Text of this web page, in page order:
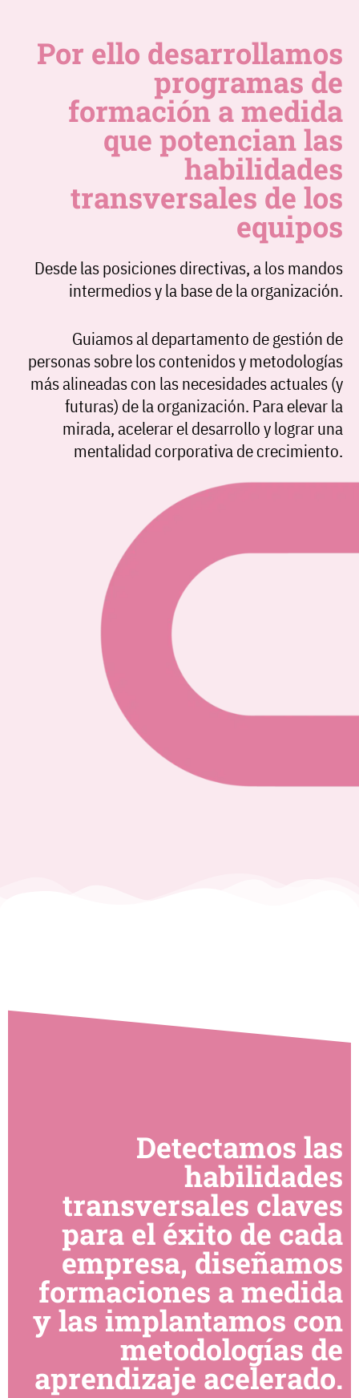
Por ello desarrollamos
programas de
formación a medida
que potencian las
habilidades
transversales de los
equipos
Desde las posiciones directivas, a los mandos
intermedios y la base de la organización.
Guiamos al departamento degestión de
personassobre los contenidos y metodologías
más alineadas con las necesidades actuales (y
futuras) de la organización. Para elevar la
mirada, acelerar el desarrollo y lograr una
mentalidad corporativa de crecimiento.
Detectamos las
habilidades
transversales claves
para el éxito de cada
empresa, diseñamos
formaciones a medida
y las implantamos con
metodologías de
aprendizaje acelerado.